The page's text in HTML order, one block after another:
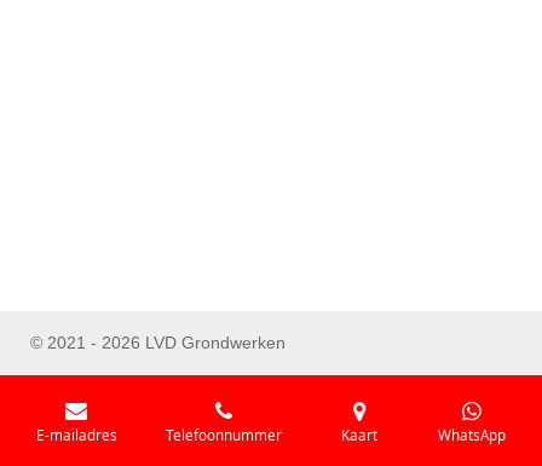
© 2021 - 2026 LVD Grondwerken
E-mailadres Telefoonnummer Kaart WhatsApp